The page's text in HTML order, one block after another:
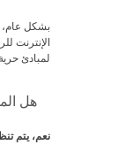
بشكل عام،
الإنترنت
لمبادئ
هل
نعم، يتم